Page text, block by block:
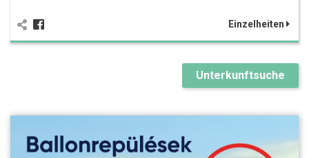
Einzelheiten
Unterkunftsuche